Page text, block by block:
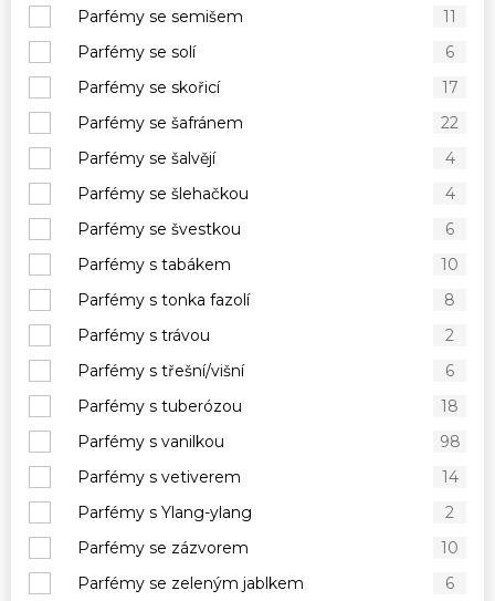
Parfémy se semišem
11
Parfémy se solí
6
Parfémy se skořicí
17
Parfémy se šafránem
22
Parfémy se šalvějí
4
Parfémy se šlehačkou
4
Parfémy se švestkou
6
Parfémy s tabákem
10
Parfémy s tonka fazolí
8
Parfémy s trávou
2
Parfémy s třešní/višní
6
Parfémy s tuberózou
18
Parfémy s vanilkou
98
Parfémy s vetiverem
14
Parfémy s Ylang-ylang
2
Parfémy se zázvorem
10
Parfémy se zeleným jablkem
6